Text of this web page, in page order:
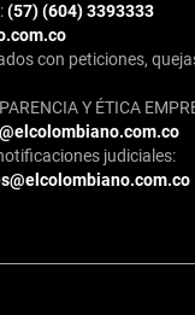
(57) (604) 3393333
con peticiones,
Y ÉTICA
judiciales: